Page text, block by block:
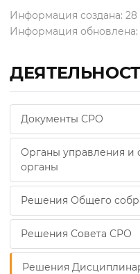
Информация создана: 28
Информация обновлена:
Документы СРО
Органы управления и
органы
Решения Общего
Решения Совета СРО
Решения